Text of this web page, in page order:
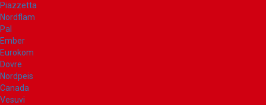
Piazzetta
Nordflam
Pal
Ember
Eurokom
Dovre
Nordpeis
Canada
Vesuvi